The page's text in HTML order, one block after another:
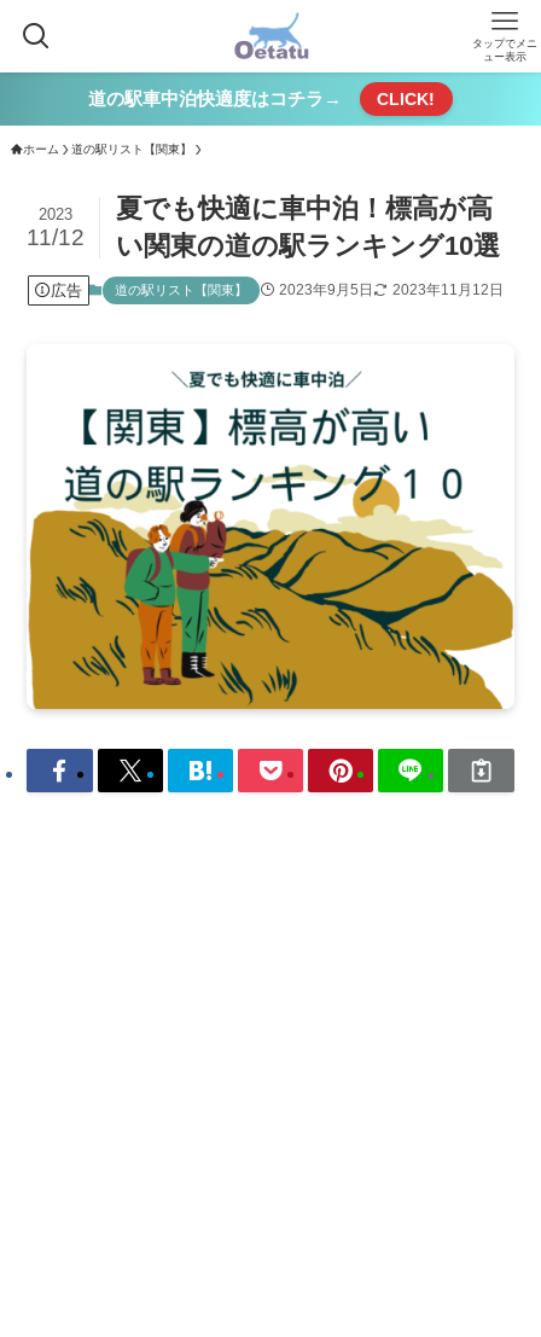
タップでメニ
ュー表示
道の駅車中泊快適度はコチラ→ CLICK!
ホーム 道の駅リスト【関東】
夏でも快適に車中泊！標高が高
い関東の道の駅ランキング10選
2023
11/12
広告 道の駅リスト【関東】 2023年9月5日 2023年11月12日